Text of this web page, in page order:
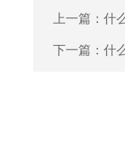
上一篇： 什
下一篇： 什